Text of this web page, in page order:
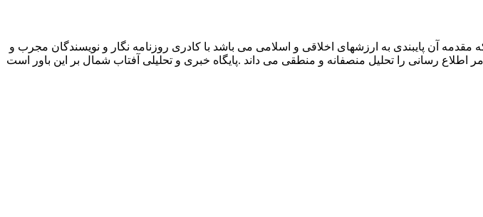
آن پایبندی به ارزشهای اخلاقی و اسلامی می باشد با کادری روزنامه نگار و نویسندگان مجرب و
اطلاع رسانی را تحلیل منصفانه و منطقی می داند .پایگاه خبری و تحلیلی آفتاب شمال بر این باور است